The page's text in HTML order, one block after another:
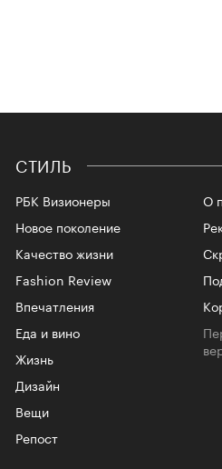
СТИЛЬ
РБК Визионеры
Новое поколение
Качество жизни
Fashion Review
Впечатления
Еда и вино
Жизнь
Дизайн
Вещи
Репост
О